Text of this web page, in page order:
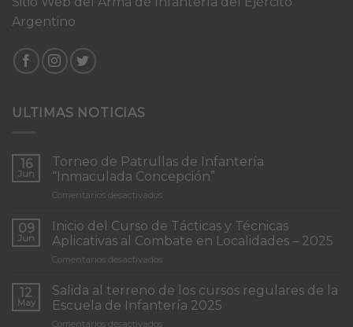
Argentino
ULTIMAS NOTICIAS
16
Jun
Torneo de Patrullas de Infantería
“Inmaculada Concepción”
Comentarios desactivadosen
de
Patrullas
de
Infantería
Concepción”
09
Jun
Inicio del Curso de Tácticas y Técnicas
Aplicativas al Combate en Localidades – 2025
Comentarios desactivadosen
del
Curso
de
12
May
Salida al terreno de los cursos regulares de la
Escuela de Infantería 2025
Comentarios desactivadosen